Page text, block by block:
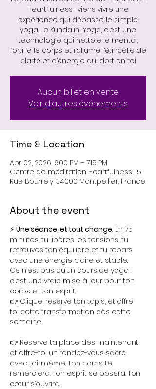
HeartFulness- viens vivre une
expérience qui dépasse le simple
yoga. Le Kundalini Yoga, c’est une
technologie qui nettoie le mental,
fortifie le corps et rallume l’étincelle de
Aucun billet en vente
Voir d'autres événements
Time & Location
Apr 02, 2026, 6:00 PM – 7:15 PM
Centre de méditation Heartfulness, 15
Rue Bourrely, 34000 Montpellier, France
About the event
⚡ Une séance, et tout change. En 75
minutes, tu libères les tensions, tu
retrouves ton équilibre et tu repars
avec une énergie claire et stable.
Ce n’est pas qu’un cours de yoga :
c’est une vraie mise à jour pour ton
corps et ton esprit.
👉 Clique, réserve ton tapis, et offre-
toi cette transformation dès cette
semaine.
👉 Réserve ta place dès maintenant
et offre-toi un rendez-vous sacré
avec toi-même. Ton corps te
remerciera. Ton esprit se posera. Ton
cœur s’ouvrira.